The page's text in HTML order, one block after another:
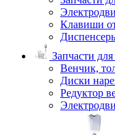
Клавиши
Запчасти
Венчик,
Диски
Редуктор